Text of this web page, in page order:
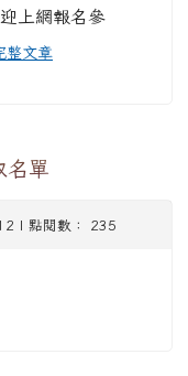
上網報名參
整文章
名單
| 點閱數： 235